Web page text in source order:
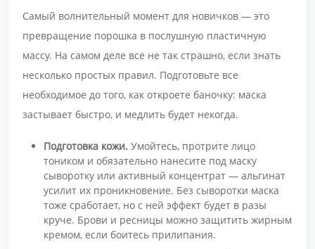
Самый волнительный момент для новичков — это
превращение порошка в послушную пластичную
массу. На самом деле все не так страшно, если знать
несколько простых правил. Подготовьте все
необходимое до того, как откроете баночку: маска
застывает быстро, и медлить будет некогда.
Подготовка кожи. Умойтесь, протрите лицо
тоником и обязательно нанесите под маску
сыворотку или активный концентрат — альгинат
усилит их проникновение. Без сыворотки маска
тоже сработает, но с ней эффект будет в разы
круче. Брови и ресницы можно защитить жирным
кремом, если боитесь прилипания.